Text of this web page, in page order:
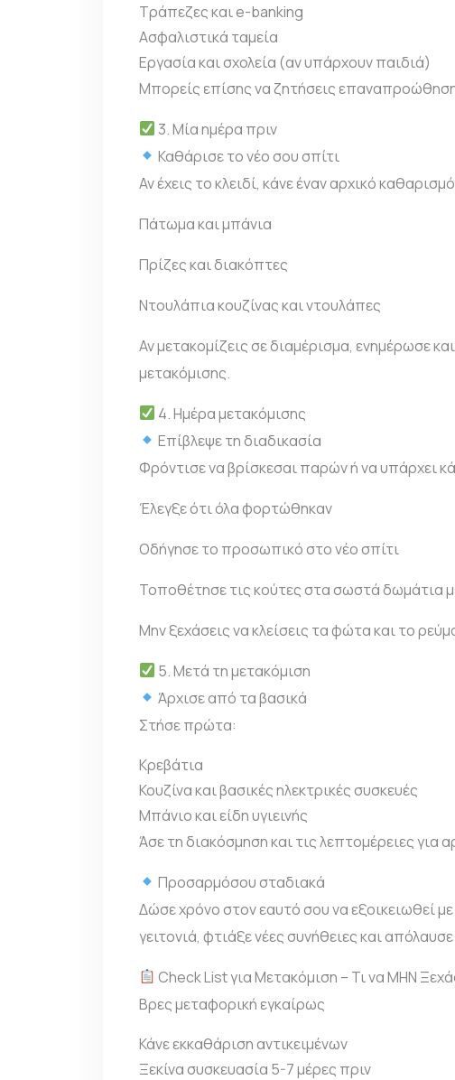
Τράπεζες και e-banking
Ασφαλιστικά ταμεία
Εργασία και σχολεία (αν υπάρχουν παιδιά)
Μπορείς επίσης να ζητήσεις
3. Μία ημέρα πριν
Καθάρισε το νέο σου σπίτι
Αν έχεις το κλειδί, κάνε έναν αρχικό
Πάτωμα και μπάνια
Πρίζες και διακόπτες
Ντουλάπια κουζίνας και ντουλάπες
Αν μετακομίζεις σε διαμέρισμα, ενημέρωσε
μετακόμισης.
4. Ημέρα μετακόμισης
Επίβλεψε τη διαδικασία
Φρόντισε να βρίσκεσαι παρών ή να υπάρχει
Έλεγξε ότι όλα φορτώθηκαν
Οδήγησε το προσωπικό στο νέο σπίτι
Τοποθέτησε τις κούτες στα σωστά δωμάτια
Μην ξεχάσεις να κλείσεις τα φώτα και το
5. Μετά τη μετακόμιση
Άρχισε από τα βασικά
Στήσε πρώτα:
Κρεβάτια
Κουζίνα και βασικές ηλεκτρικές συσκευές
Μπάνιο και είδη υγιεινής
Άσε τη διακόσμηση και τις λεπτομέρειες για
Προσαρμόσου σταδιακά
Δώσε χρόνο στον εαυτό σου να εξοικειωθεί
γειτονιά, φτιάξε νέες συνήθειες και
Check List για Μετακόμιση – Τι να ΜΗΝ
Βρες μεταφορική εγκαίρως
Κάνε εκκαθάριση αντικειμένων
Ξεκίνα συσκευασία 5-7 μέρες πριν